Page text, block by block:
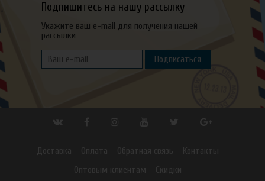
Подпишитесь на нашу рассылку
Укажите ваш e-mail для получения нашей
рассылки
Подписаться
Доставка Оплата Обратная связь
Контакты
Оптовым клиентам
Скидки